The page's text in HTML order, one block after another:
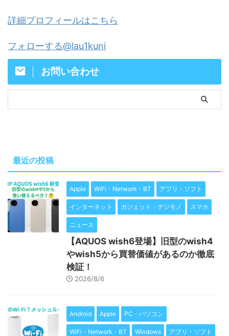
詳細プロフィールはこちら
フォローする@lau1kuni
お問い合わせ
最近の投稿
Apple WiFi・Network・BT アプリ・ソフト
インターネット ガジェット・デジモノ スマホ
ニュース
【AQUOS wish6登場】旧型のwish4
やwish5から買替価値があるのか徹底
検証！
2026/8/6
Android Apple PC・パソコン
WiFi・Network・BT Windows アプリ・ソフト